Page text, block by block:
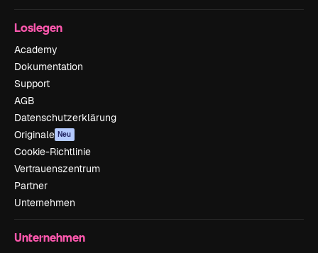
Loslegen
Academy
Dokumentation
Support
AGB
Datenschutzerklärung
Originale Neu
Cookie-Richtlinie
Vertrauenszentrum
Partner
Unternehmen
Unternehmen